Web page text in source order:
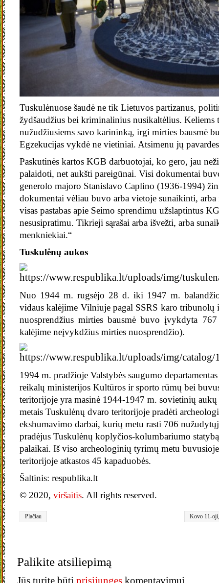
Tuskulėnuose šaudė ne tik Lietuvos partizanus,
žydšaudžius bei kriminalinius nusikaltėlius. Keliems
nužudžiusiems savo karininką, irgi mirties bausmė
Egzekucijas vykdė ne vietiniai. Atsimenu jų
Paskutinės kartos KGB darbuotojai, ko gero, jau
palaidoti, net aukšti pareigūnai. Visi dokumentai
generolo majoro Stanislavo Caplino (1936-1994)
dokumentai vėliau buvo arba vietoje sunaikinti,
visas pastabas apie Seimo sprendimu užslaptintus
nesusipratimu. Tikrieji sąrašai arba išvežti, arba
menkniekiai.“
Tuskulėnų aukos
Nuo 1944 m. rugsėjo 28 d. iki 1947 m.
vidaus kalėjime Vilniuje pagal SSRS karo tribunolų
nuosprendžius mirties bausmė buvo įvykdyta
kalėjime neįvykdžius mirties nuosprendžio).
1994 m. pradžioje Valstybės saugumo
reikalų ministerijos Kultūros ir sporto rūmų bei
teritorijoje yra masinė 1944-1947 m. sovietinių aukų
metais Tuskulėnų dvaro teritorijoje pradėti
ekshumavimo darbai, kurių metu rasti 706
pradėjus Tuskulėnų koplyčios-kolumbariumo
palaikai. Iš viso archeologinių tyrimų metu
teritorijoje atkastos 45 kapaduobės.
Šaltinis: respublika.lt
© 2020, viršaitis. All rights reserved.
Plačiau Kovo 11-oji
Palikite atsiliepimą
Jūs turite būti prisijungęs komentavimui.